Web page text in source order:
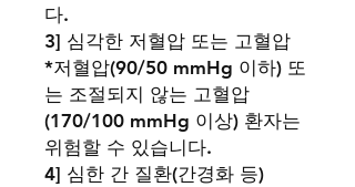
다.
3] 심각한 저혈압 또는 고혈압
*저혈압(90/50 mmHg 이하) 또
는 조절되지 않는 고혈압
(170/100 mmHg 이상) 환자는
위험할 수 있습니다.
4] 심한 간 질환(간경화 등)